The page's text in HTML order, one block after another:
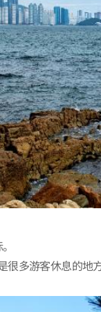
很多游客休息的地